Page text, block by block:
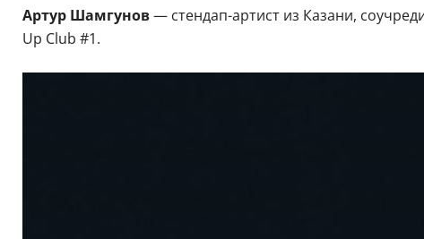
Артур Шамгунов— стендап-артист из Казани,
Up Club #1.